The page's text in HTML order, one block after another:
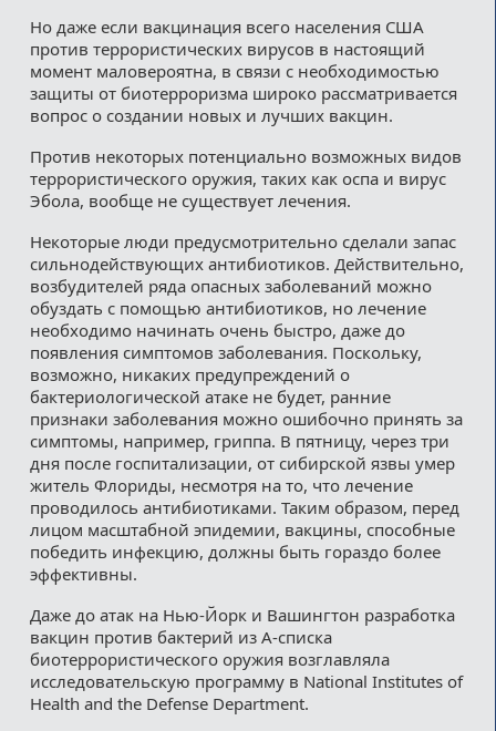
Но даже если вакцинация всего населения США
против террористических вирусов в настоящий
момент маловероятна, в связи с необходимостью
защиты от биотерроризма широко рассматривается
вопрос о создании новых и лучших вакцин.
Против некоторых потенциально возможных видов
террористического оружия, таких как оспа и вирус
Эбола, вообще не существует лечения.
Некоторые люди предусмотрительно сделали запас
сильнодействующих антибиотиков. Действительно,
возбудителей ряда опасных заболеваний можно
обуздать с помощью антибиотиков, но лечение
необходимо начинать очень быстро, даже до
появления симптомов заболевания. Поскольку,
возможно, никаких предупреждений о
бактериологической атаке не будет, ранние
признаки заболевания можно ошибочно принять за
симптомы, например, гриппа. В пятницу, через три
дня после госпитализации, от сибирской язвы умер
житель Флориды, несмотря на то, что лечение
проводилось антибиотиками. Таким образом, перед
лицом масштабной эпидемии, вакцины, способные
победить инфекцию, должны быть гораздо более
эффективны.
Даже до атак на Нью-Йорк и Вашингтон разработка
вакцин против бактерий из A-списка
биотеррористического оружия возглавляла
исследовательскую программу в National Institutes of
Health and the Defense Department.